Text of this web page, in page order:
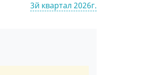
3й квартал 2026г.